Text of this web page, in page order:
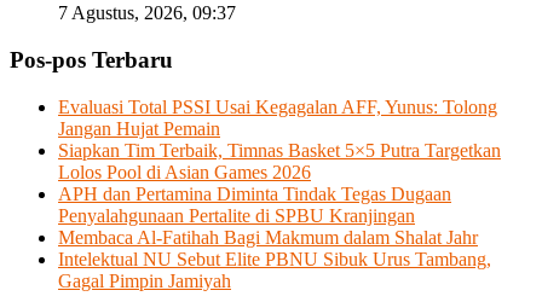
7 Agustus, 2026, 09:37
Pos-pos Terbaru
Evaluasi Total PSSI Usai Kegagalan AFF, Yunus: Tolong
Jangan Hujat Pemain
Siapkan Tim Terbaik, Timnas Basket 5×5 Putra Targetkan
Lolos Pool di Asian Games 2026
APH dan Pertamina Diminta Tindak Tegas Dugaan
Penyalahgunaan Pertalite di SPBU Kranjingan
Membaca Al-Fatihah Bagi Makmum dalam Shalat Jahr
Intelektual NU Sebut Elite PBNU Sibuk Urus Tambang,
Gagal Pimpin Jamiyah